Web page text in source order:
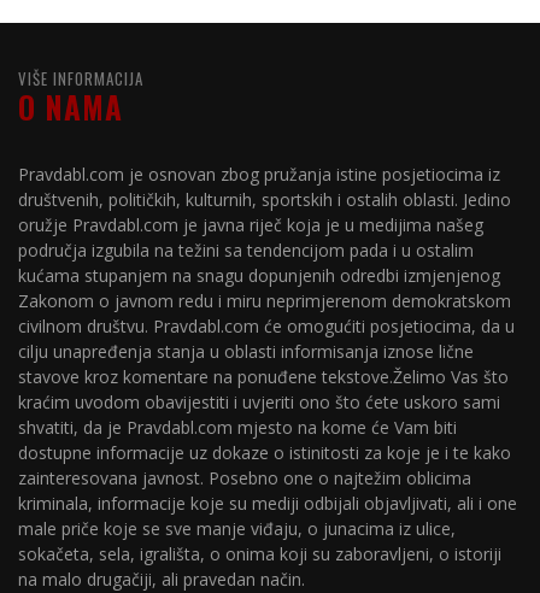
VIŠE INFORMACIJA
O NAMA
Pravdabl.com je osnovan zbog pružanja istine posjetiocima iz
društvenih, političkih, kulturnih, sportskih i ostalih oblasti. Jedino
oružje Pravdabl.com je javna riječ koja je u medijima našeg
područja izgubila na težini sa tendencijom pada i u ostalim
kućama stupanjem na snagu dopunjenih odredbi izmjenjenog
Zakonom o javnom redu i miru neprimjerenom demokratskom
civilnom društvu. Pravdabl.com će omogućiti posjetiocima, da u
cilju unapređenja stanja u oblasti informisanja iznose lične
stavove kroz komentare na ponuđene tekstove.Želimo Vas što
kraćim uvodom obavijestiti i uvjeriti ono što ćete uskoro sami
shvatiti, da je Pravdabl.com mjesto na kome će Vam biti
dostupne informacije uz dokaze o istinitosti za koje je i te kako
zainteresovana javnost. Posebno one o najtežim oblicima
kriminala, informacije koje su mediji odbijali objavljivati, ali i one
male priče koje se sve manje viđaju, o junacima iz ulice,
sokačeta, sela, igrališta, o onima koji su zaboravljeni, o istoriji
na malo drugačiji, ali pravedan način.